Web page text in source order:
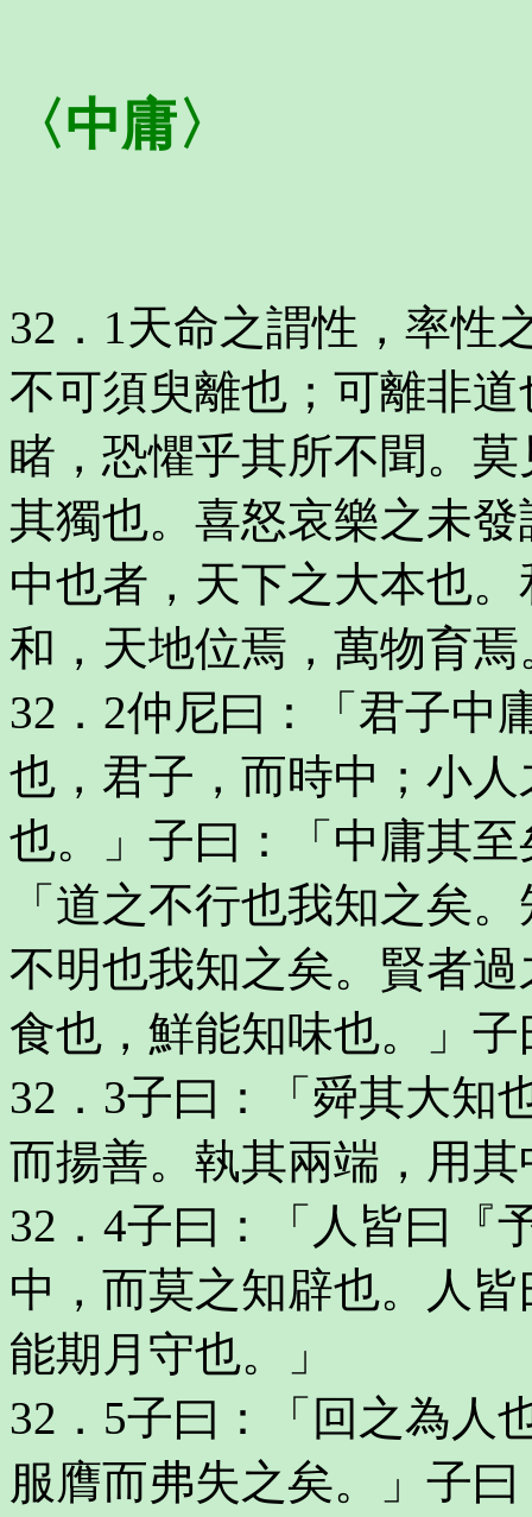
〈中庸〉
32．1天命之謂性，率性
不可須臾離也；可離非
睹，恐懼乎其所不聞。
其獨也。喜怒哀樂之未
中也者，天下之大本也
和，天地位焉，萬物育焉
32．2仲尼曰：「君子中
也，君子，而時中；小
也。」子曰：「中庸其
「道之不行也我知之矣
不明也我知之矣。賢者
食也，鮮能知味也。」
32．3子曰：「舜其大知
而揚善。執其兩端，用
32．4子曰：「人皆曰『
中，而莫之知辟也。人
能期月守也。」
32．5子曰：「回之為人
服膺而弗失之矣。」子